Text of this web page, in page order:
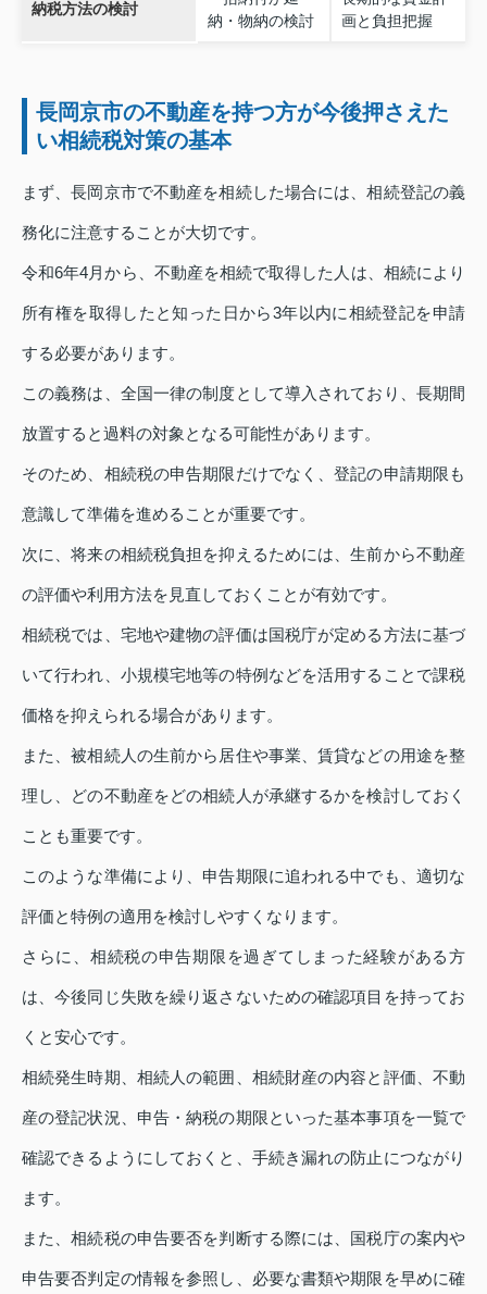
納税方法の検討
納・物納の検討
画と負担把握
長岡京市の不動産を持つ方が今後押さえた
い相続税対策の基本
まず、長岡京市で不動産を相続した場合には、相続登記の義
務化に注意することが大切です。
令和6年4月から、不動産を相続で取得した人は、相続により
所有権を取得したと知った日から3年以内に相続登記を申請
する必要があります。
この義務は、全国一律の制度として導入されており、長期間
放置すると過料の対象となる可能性があります。
そのため、相続税の申告期限だけでなく、登記の申請期限も
意識して準備を進めることが重要です。
次に、将来の相続税負担を抑えるためには、生前から不動産
の評価や利用方法を見直しておくことが有効です。
相続税では、宅地や建物の評価は国税庁が定める方法に基づ
いて行われ、小規模宅地等の特例などを活用することで課税
価格を抑えられる場合があります。
また、被相続人の生前から居住や事業、賃貸などの用途を整
理し、どの不動産をどの相続人が承継するかを検討しておく
ことも重要です。
このような準備により、申告期限に追われる中でも、適切な
評価と特例の適用を検討しやすくなります。
さらに、相続税の申告期限を過ぎてしまった経験がある方
は、今後同じ失敗を繰り返さないための確認項目を持ってお
くと安心です。
相続発生時期、相続人の範囲、相続財産の内容と評価、不動
産の登記状況、申告・納税の期限といった基本事項を一覧で
確認できるようにしておくと、手続き漏れの防止につながり
ます。
また、相続税の申告要否を判断する際には、国税庁の案内や
申告要否判定の情報を参照し、必要な書類や期限を早めに確